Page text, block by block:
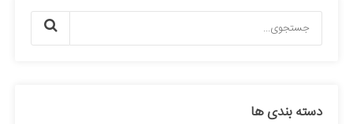
دسته بندی ها